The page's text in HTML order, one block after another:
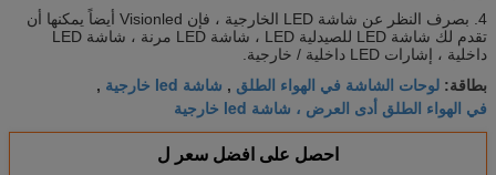
4. بصرف النظر عن شاشة LED الخارجية ، فإن Visionled أيضاً يمكنها أن
تقدم لك شاشة LED للصيدلية LED ، شاشة LED مرنة ، شاشة LED
داخلية ، إشارات LED داخلية / خارجية.
بطاقة: لوحات الشاشة في الهواء الطلق , شاشة led خارجية ,
في الهواء الطلق أدى العرض ، شاشة led خارجية
احصل على افضل سعر ل